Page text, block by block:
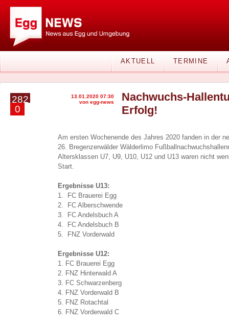
AKTUELL TERMINE
282
0
13.01.2020 07:30
von egg-news
Nachwuchs-
Erfolg!
Am ersten Wochenende des Jahres 2020 fanden in der
26. Bregenzerwälder Wälderlimo
Altersklassen U7, U9, U10, U12 und U13 waren nicht
Start.
Ergebnisse U13:
1. FC Brauerei Egg
2. FC Alberschwende
3. FC Andelsbuch A
4. FC Andelsbuch B
5. FNZ Vorderwald
Ergebnisse U12:
1. FC Brauerei Egg
2. FNZ Hinterwald A
3. FC Schwarzenberg
4. FNZ Vorderwald B
5. FNZ Rotachtal
6. FNZ Vorderwald C